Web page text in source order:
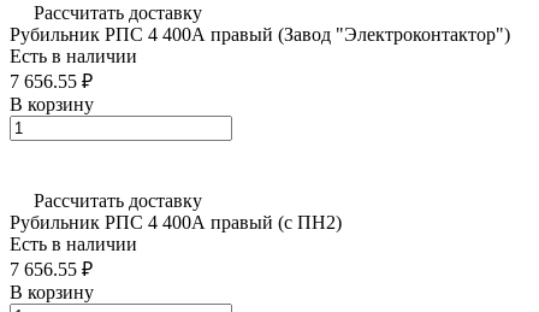
Рассчитать доставку
Рубильник РПС 4 400А правый (Завод "Электроконтактор")
Есть в наличии
7 656.55 ₽
В корзину
Рассчитать доставку
Рубильник РПС 4 400А правый (с ПН2)
Есть в наличии
7 656.55 ₽
В корзину